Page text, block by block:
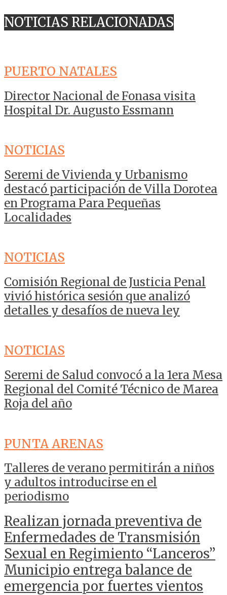
NOTICIAS RELACIONADAS
PUERTO NATALES
Director Nacional de Fonasa visita
Hospital Dr. Augusto Essmann
NOTICIAS
Seremi de Vivienda y Urbanismo
destacó participación de Villa Dorotea
en Programa Para Pequeñas
Localidades
NOTICIAS
Comisión Regional de Justicia Penal
vivió histórica sesión que analizó
detalles y desafíos de nueva ley
NOTICIAS
Seremi de Salud convocó a la 1era Mesa
Regional del Comité Técnico de Marea
Roja del año
PUNTA ARENAS
Talleres de verano permitirán a niños
y adultos introducirse en el
periodismo
Realizan jornada preventiva de
Enfermedades de Transmisión
Sexual en Regimiento “Lanceros”
Municipio entrega balance de
emergencia por fuertes vientos